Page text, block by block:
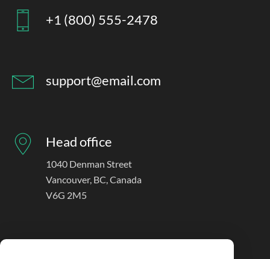
+1 (800) 555-2478
support@email.com
Head office
1040 Denman Street
Vancouver, BC, Canada
V6G 2M5